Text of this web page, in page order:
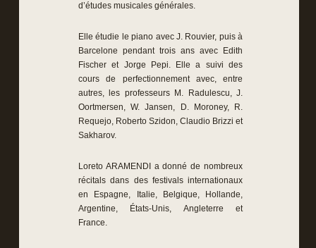
d’études musicales générales.
Elle étudie le piano avec J. Rouvier, puis à
Barcelone pendant trois ans avec Edith
Fischer et Jorge Pepi. Elle a suivi des
cours de perfectionnement avec, entre
autres, les professeurs M. Radulescu, J.
Oortmersen, W. Jansen, D. Moroney, R.
Requejo, Roberto Szidon, Claudio Brizzi et
Sakharov.
Loreto ARAMENDI a donné de nombreux
récitals dans des festivals internationaux
en Espagne, Italie, Belgique, Hollande,
Argentine, États-Unis, Angleterre et
France.